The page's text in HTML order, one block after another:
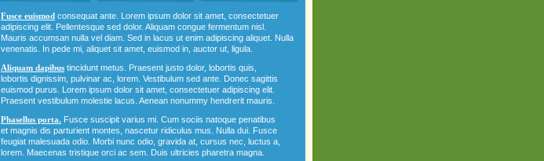
Fusce euismod consequat ante. Lorem ipsum dolor sit amet, consectetuer
adipiscing elit. Pellentesque sed dolor. Aliquam congue fermentum nisl.
Mauris accumsan nulla vel diam. Sed in lacus ut enim adipiscing aliquet. Nulla
venenatis. In pede mi, aliquet sit amet, euismod in, auctor ut, ligula.
Aliquam dapibus tincidunt metus. Praesent justo dolor, lobortis quis,
lobortis dignissim, pulvinar ac, lorem. Vestibulum sed ante. Donec sagittis
euismod purus. Lorem ipsum dolor sit amet, consectetuer adipiscing elit.
Praesent vestibulum molestie lacus. Aenean nonummy hendrerit mauris.
Phasellus porta. Fusce suscipit varius mi. Cum sociis natoque penatibus
et magnis dis parturient montes, nascetur ridiculus mus. Nulla dui. Fusce
feugiat malesuada odio. Morbi nunc odio, gravida at, cursus nec, luctus a,
lorem. Maecenas tristique orci ac sem. Duis ultricies pharetra magna.